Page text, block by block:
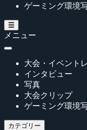
ゲーミング環境
メニュー
大会・イベント
インタビュー
写真
大会クリップ
ゲーミング環境
カテゴリー